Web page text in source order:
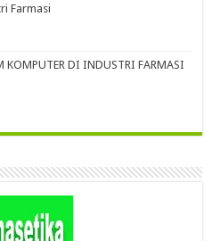
Farmasi
KOMPUTER DI INDUSTRI FARMASI